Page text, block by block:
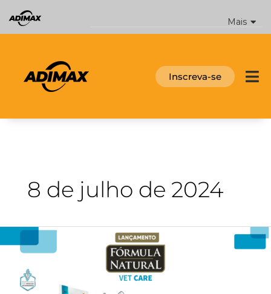
para
o
Mais
Inscreva-se
8 de julho de 2024
Lançamento:
Fórmula
Care